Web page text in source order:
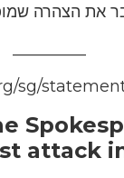
את הצהרה
sg/
attack